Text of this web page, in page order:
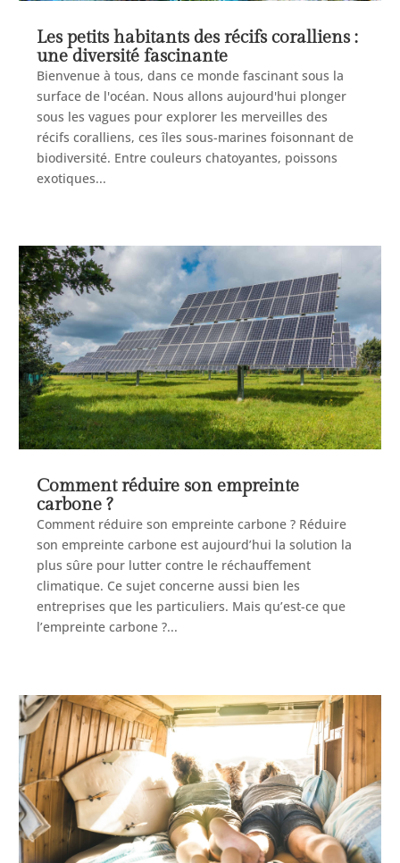
Les petits habitants des récifs coralliens :
une diversité fascinante
Bienvenue à tous, dans ce monde fascinant sous la
surface de l'océan. Nous allons aujourd'hui plonger
sous les vagues pour explorer les merveilles des
récifs coralliens, ces îles sous-marines foisonnant de
biodiversité. Entre couleurs chatoyantes, poissons
exotiques...
Comment réduire son empreinte
carbone ?
Comment réduire son empreinte carbone ? Réduire
son empreinte carbone est aujourd’hui la solution la
plus sûre pour lutter contre le réchauffement
climatique. Ce sujet concerne aussi bien les
entreprises que les particuliers. Mais qu’est-ce que
l’empreinte carbone ?...